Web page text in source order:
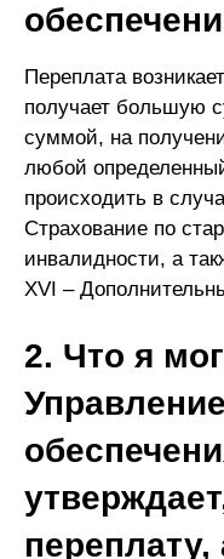
Переплата
получает большую
суммой, на
любой
происходить в
Страхование по
инвалидности, а
XVI –
2. Что я